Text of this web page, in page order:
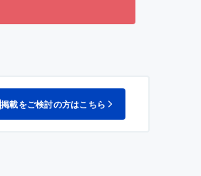
掲載をご検討の方はこちら